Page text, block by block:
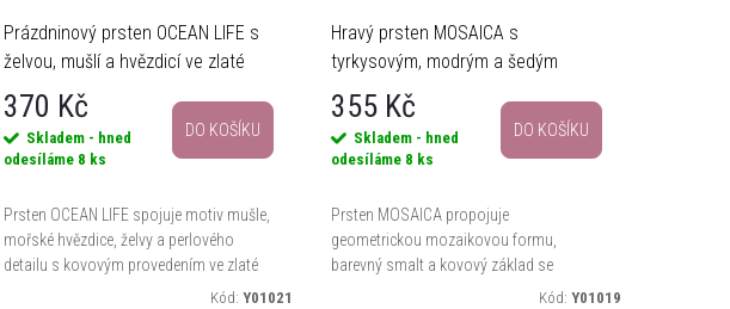
Prázdninový prsten OCEAN LIFE s
želvou, mušlí a hvězdicí ve zlaté
barvě
370 Kč
Skladem - hned
odesíláme 8 ks
DO KOŠÍKU
Prsten OCEAN LIFE spojuje motiv mušle,
mořské hvězdice, želvy a perlového
detailu s kovovým provedením ve zlaté
Kód:Y01021
Hravý prsten MOSAICA s
tyrkysovým, modrým a šedým
dekorem
355 Kč
Skladem - hned
odesíláme 8 ks
DO KOŠÍKU
Prsten MOSAICA propojuje
geometrickou mozaikovou formu,
barevný smalt a kovový základ se
stříbrným vzhledem do výrazného šperku
Kód: Y01019